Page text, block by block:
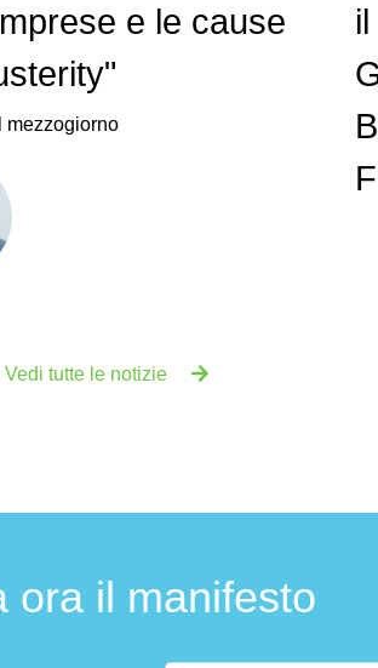
e le cause
mezzogiorno
Vedi tutte le notizie
ora il manifesto